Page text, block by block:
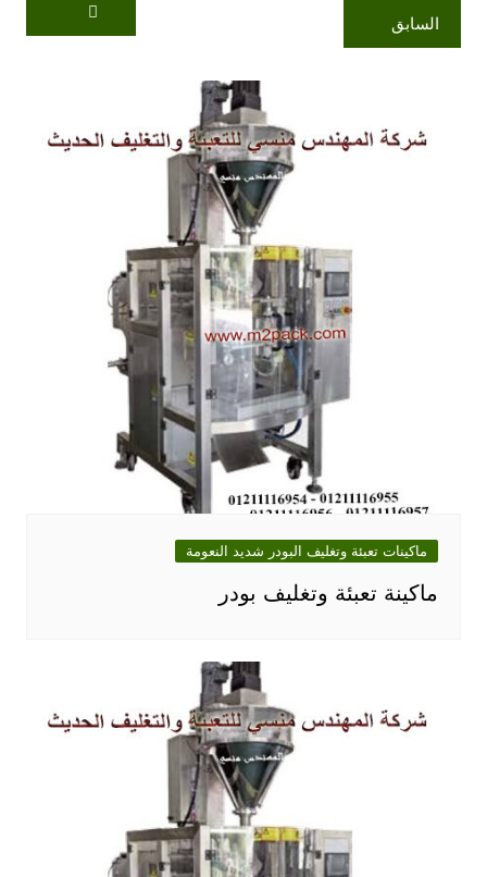
السابق
ماكينات تعبئة وتغليف البودر شديد النعومة
ماكينة تعبئة وتغليف بودر